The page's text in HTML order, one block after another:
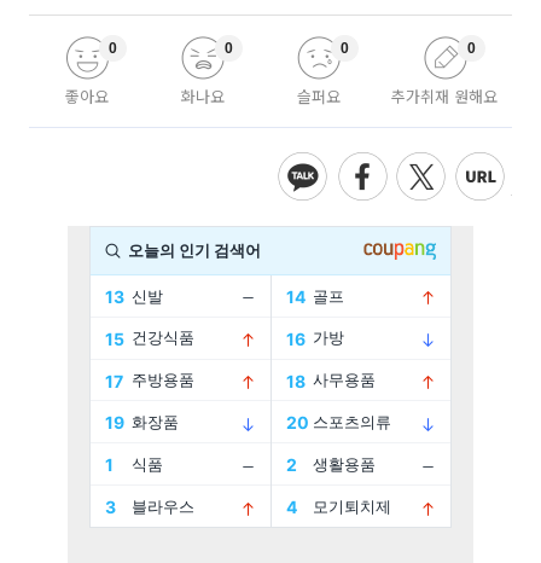
좋아요
0
화나요
0
슬퍼요
0
추가취재 원해요
0